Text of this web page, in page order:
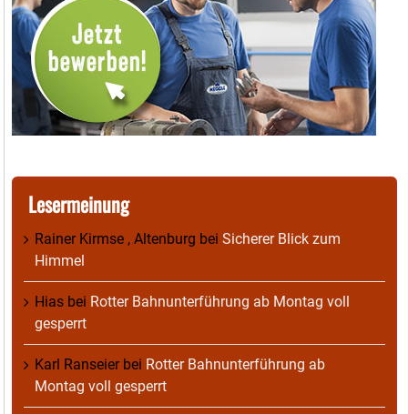
Lesermeinung
Rainer Kirmse , Altenburg bei Sicherer Blick zum
Himmel
Hias bei Rotter Bahnunterführung ab Montag voll
gesperrt
Karl Ranseierbei Rotter Bahnunterführung ab
Montag voll gesperrt